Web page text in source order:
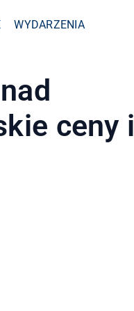
WYDARZENIA
ceny i